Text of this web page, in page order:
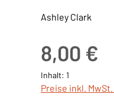
Ashley Clark
8,00 €
Inhalt: 1
Preise inkl.